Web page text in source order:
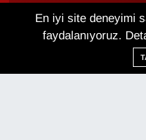
Van Namaz Vakitleri
Puan Durumu ve Fikstür
En iyi site deneyimi
faydalanıyoruz.